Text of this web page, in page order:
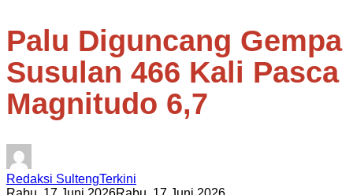
Palu Diguncang Gempa
Susulan 466 Kali Pasca
Magnitudo 6,7
Redaksi SultengTerkini